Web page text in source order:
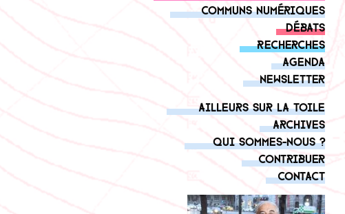
Communs numériques
Débats
Recherches
Agenda
Newsletter
Ailleurs sur la toile
Archives
Qui sommes-nous ?
Contribuer
Contact